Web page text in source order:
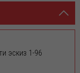
эскиз 1-96
Реализуем
заказ